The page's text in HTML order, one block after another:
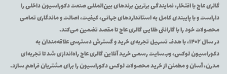
گالری عاج با افتخار، نمایندگی برترین برندهای بین‌المللی صنعت دکوراسیون داخلی را
داراست و با پایبندی کامل به استانداردهای جهانی، کیفیت، اصالت و ماندگاری تمامی
محصولات خود را با گارانتی طلایی گالری عاج تا مقصد تضمین می‌کند.
در سال ۱۴۰۲، با هدف تسهیل تجربه‌ی خرید و گسترش دسترسی علاقه‌مندان به
دکوراسیون لوکس، وب‌سایت رسمی خرید آنلاین گالری عاج راه‌اندازی شد تا تجربه‌ای
مدرن، آسان و مطمئن از خرید محصولات لوکس دکوراسیون را برای مشتریان فراهم سازد.